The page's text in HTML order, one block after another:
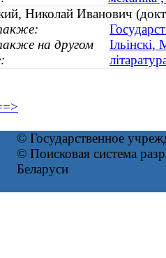
Николай Иванович
на другом
Ільінскі,
© Государственное
© Поисковая система
Беларуси